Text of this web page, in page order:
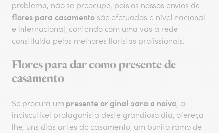
problema, não se preocupe, pois os nossos envios de
flores para casamento são efetuados a nível nacional
e internacional, contando com uma vasta rede
constituída pelos melhores floristas profissionais.
Flores para dar como presente de
casamento
Se procura um presente original para a noiva, a
indiscutível protagonista deste grandioso dia, ofereça-
lhe, uns dias antes do casamento, um bonito ramo de